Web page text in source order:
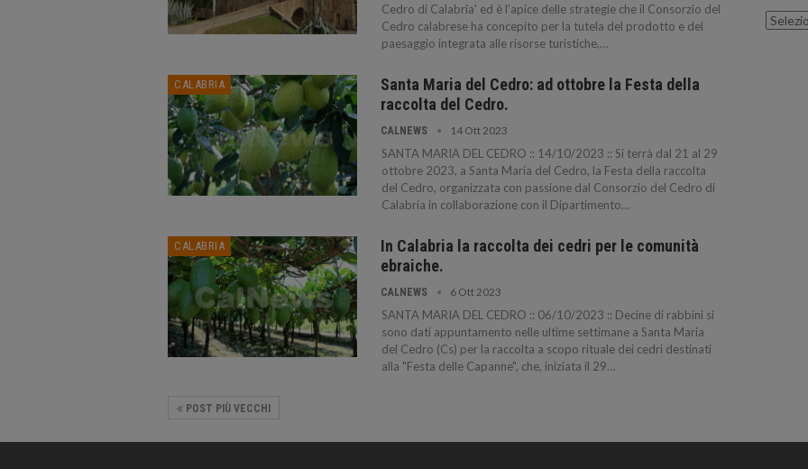
Cedro di Calabria' ed è l'apice delle strategie che il Consorzio del
Cedro calabrese ha concepito per la tutela del prodotto e del
paesaggio integrata alle risorse turistiche,…
CALABRIA
Santa Maria del Cedro: ad ottobre la Festa della
raccolta del Cedro.
CALNEWS 14 Ott 2023
SANTA MARIA DEL CEDRO :: 14/10/2023 :: Si terrà dal 21 al 29
ottobre 2023, a Santa Maria del Cedro, la Festa della raccolta
del Cedro, organizzata con passione dal Consorzio del Cedro di
Calabria in collaborazione con il Dipartimento…
CALABRIA
In Calabria la raccolta dei cedri per le comunità
ebraiche.
CALNEWS 6 Ott 2023
SANTA MARIA DEL CEDRO :: 06/10/2023 :: Decine di rabbini si
sono dati appuntamento nelle ultime settimane a Santa Maria
del Cedro (Cs) per la raccolta a scopo rituale dei cedri destinati
alla "Festa delle Capanne", che, iniziata il 29…
POST PIÙ VECCHI